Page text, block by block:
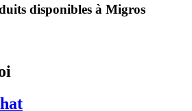
disponibles à Migros